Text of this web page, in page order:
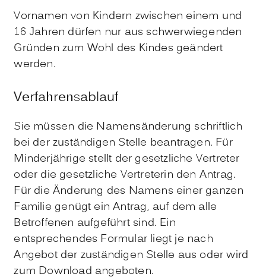
Vornamen von Kindern zwischen einem und
16 Jahren dürfen nur aus schwerwiegenden
Gründen zum Wohl des Kindes geändert
werden.
Verfahrensablauf
Sie müssen die Namensänderung schriftlich
bei der zuständigen Stelle beantragen. Für
Minderjährige stellt der gesetzliche Vertreter
oder die gesetzliche Vertreterin den Antrag.
Für die Änderung des Namens einer ganzen
Familie genügt ein Antrag, auf dem alle
Betroffenen aufgeführt sind. Ein
entsprechendes Formular liegt je nach
Angebot der zuständigen Stelle aus oder wird
zum Download angeboten.